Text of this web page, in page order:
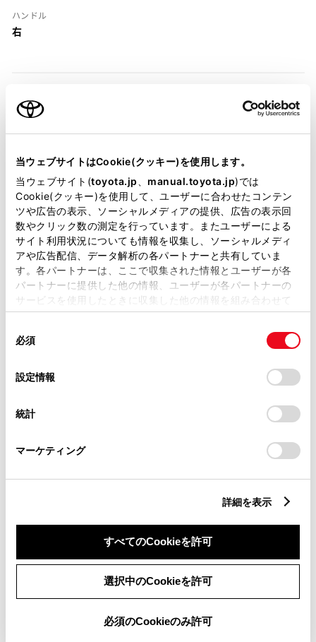
当ウェブサイトはCookie(クッキー)を使用します。
当ウェブサイト(toyota.jp manual.toyota.jp)では
Cookie(クッキー)を使用して、ユーザーに合わせたコンテン
ツや広告の表示、ソーシャルメディアの提供、広告の表示回
数やクリック数の測定を行っています。またユーザーによる
サイト利用状況についても情報を収集し、ソーシャルメディ
アや広告配信、データ解析の各パートナーと共有していま
す。各パートナーは、ここで収集された情報とユーザーが各
パートナーに提供した他の情報、ユーザーが各パートナーの
サービスを使用したときに収集した他の情報を組み合わせて
使用することがあります。当ウェブサイトの使用を続行する
デバイスにすべてのCookie(クッキー)が保存されることに同
意したことになります。Cookie(クッキー)のオプトアウト、
設定の変更、同意を撤回したりするにあたっては、当社の
「Cookie（クッキー）情報の取り扱いについて
」をご覧くだ
必須
設定情報
統計
マーケティング
詳細を表示
すべてのCookieを許可
選択中のCookieを許可
必須のCookieのみ許可
ハンドル
右
装備・仕様
装備説明/用語解説
基本装備
パワステ
パワーウィンドウ
横滑防止装置
：ｽﾏｰﾄｷ-
※ セットアップ費用は別途申し受けます